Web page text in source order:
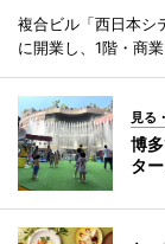
複合ビル「西日本シ
に開業し、1階・商
見る
博
タ